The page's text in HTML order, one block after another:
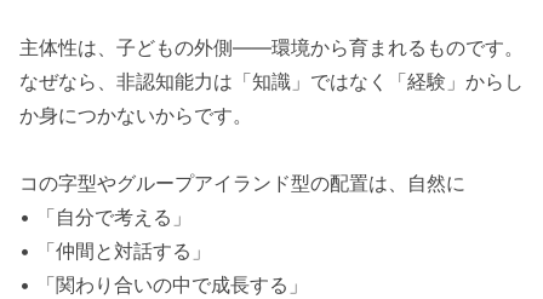
主体性は、子どもの外側――環境から育まれるものです。
なぜなら、非認知能力は「知識」ではなく「経験」からし
か身につかないからです。
コの字型やグループアイランド型の配置は、自然に
• 「自分で考える」
• 「仲間と対話する」
• 「関わり合いの中で成長する」